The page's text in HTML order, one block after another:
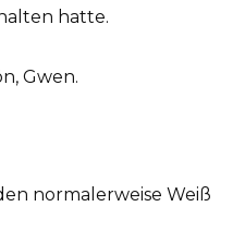
hatte.
Gwen.
normalerweise Weiß